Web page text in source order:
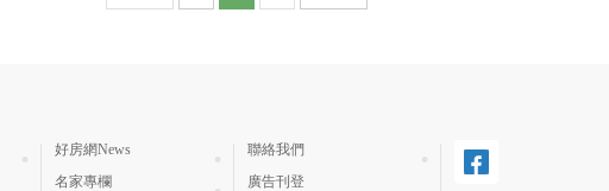
好房網News
名家專欄
聯絡我們
廣告刊登